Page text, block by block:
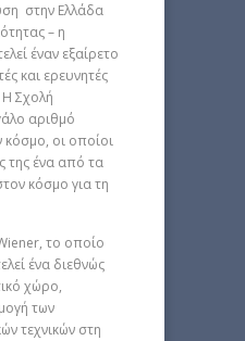
στην Ελλάδα
– η
έναν εξαίρετο
και ερευνητές
Σχολή
αριθμό
κόσμο, οι οποίοι
της ένα από τα
κόσμο για τη
το οποίο
ένα διεθνώς
χώρο,
των
τεχνικών στη